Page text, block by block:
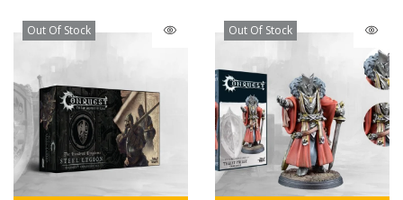
Out Of Stock Out Of Stock